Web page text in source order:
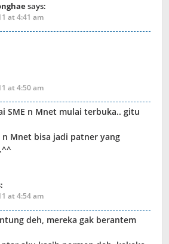
says:
at 4:41 am
at 4:50 am
SME n Mnet mulai terbuka.. gitu
n Mnet bisa jadi patner yang
at 4:54 am
deh, mereka gak berantem